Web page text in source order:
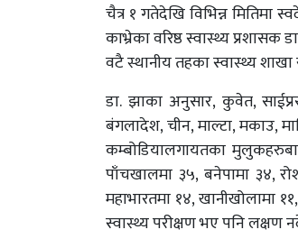
चैत्र १ गतेदेखि विभिन्न मितिमा
काभ्रेका वरिष्ठ स्वास्थ्य
वटै स्थानीय तहका स्वास्थ्य
डा. झाका अनुसार, कुवेत,
बंगलादेश, चीन, माल्टा, मकाउ,
कम्बोडियालगायतका
पाँचखालमा ३५, बनेपामा ३४,
महाभारतमा १४, खानीखोलामा
स्वास्थ्य परीक्षण भए पनि लक्षण